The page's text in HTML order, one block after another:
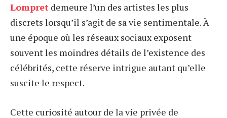
Lompret demeure l’un des artistes les plus
discrets lorsqu’il s’agit de sa vie sentimentale. À
une époque où les réseaux sociaux exposent
souvent les moindres détails de l’existence des
célébrités, cette réserve intrigue autant qu’elle
suscite le respect.
Cette curiosité autour de la vie privée de